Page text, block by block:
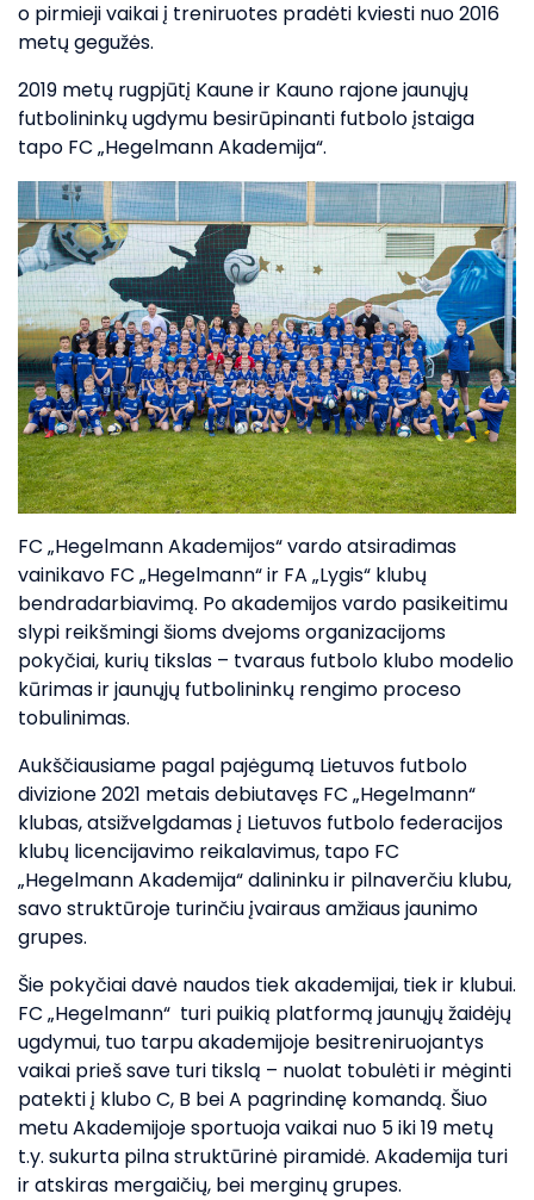
o pirmieji vaikai į treniruotes pradėti kviesti nuo 2016
metų gegužės.
2019 metų rugpjūtį Kaune ir Kauno rajone jaunųjų
futbolininkų ugdymu besirūpinanti futbolo įstaiga
tapo FC „Hegelmann Akademija“.
FC „Hegelmann Akademijos“ vardo atsiradimas
vainikavo FC „Hegelmann“ ir FA „Lygis“ klubų
bendradarbiavimą. Po akademijos vardo pasikeitimu
slypi reikšmingi šioms dvejoms organizacijoms
pokyčiai, kurių tikslas – tvaraus futbolo klubo modelio
kūrimas ir jaunųjų futbolininkų rengimo proceso
tobulinimas.
Aukščiausiame pagal pajėgumą Lietuvos futbolo
divizione 2021 metais debiutavęs FC „Hegelmann“
klubas, atsižvelgdamas į Lietuvos futbolo federacijos
klubų licencijavimo reikalavimus, tapo FC
„Hegelmann Akademija“ dalininku ir pilnaverčiu klubu,
savo struktūroje turinčiu įvairaus amžiaus jaunimo
grupes.
Šie pokyčiai davė naudos tiek akademijai, tiek ir klubui.
FC „Hegelmann“ turi puikią platformą jaunųjų žaidėjų
ugdymui, tuo tarpu akademijoje besitreniruojantys
vaikai prieš save turi tikslą – nuolat tobulėti ir mėginti
patekti į klubo C, B bei A pagrindinę komandą. Šiuo
metu Akademijoje sportuoja vaikai nuo 5 iki 19 metų
t.y. sukurta pilna struktūrinė piramidė. Akademija turi
ir atskiras mergaičių, bei merginų grupes.